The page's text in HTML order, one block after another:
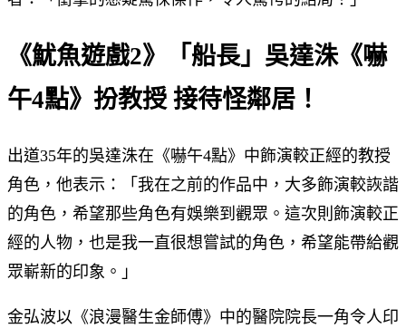
《魷魚遊戲2》「船長」吳達洙《嚇
午4點》扮教授 接待怪鄰居！
出道35年的吳達洙在《嚇午4點》中飾演較正經的教授
角色，他表示：「我在之前的作品中，大多飾演較詼諧
的角色，希望那些角色有娛樂到觀眾。這次則飾演較正
經的人物，也是我一直很想嘗試的角色，希望能帶給觀
眾嶄新的印象。」
金弘波以《浪漫醫生金師傅》中的醫院院長一角令人印